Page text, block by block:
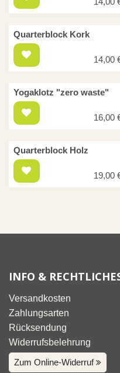
Quarterblock Kork
14,00
Yogaklotz "zero waste"
16,00
Quarterblock Holz
19,00
INFO &
Versandkosten
Zahlungsarten
Rücksendung
Widerrufsbelehrung
Zum Online-Widerruf